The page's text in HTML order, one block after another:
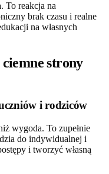
To reakcja na
brak czasu i realne
na własnych
strony
i rodziców
wygoda. To zupełnie
do indywidualnej i
i tworzyć własną